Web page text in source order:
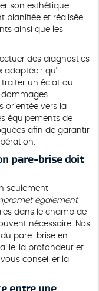
son esthétique.
planifiée et réalisée
ainsi que les
des diagnostics
adaptée : qu'il
un éclat ou
orientée vers la
équipements de
afin de garantir
pare-brise doit
seulement
également
dans le champ de
nécessaire. Nos
pare-brise en
la profondeur et
conseiller la